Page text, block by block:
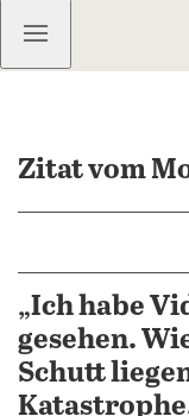
Kostenlos
Zitat vom
„Ich habe
gesehen.
Schutt